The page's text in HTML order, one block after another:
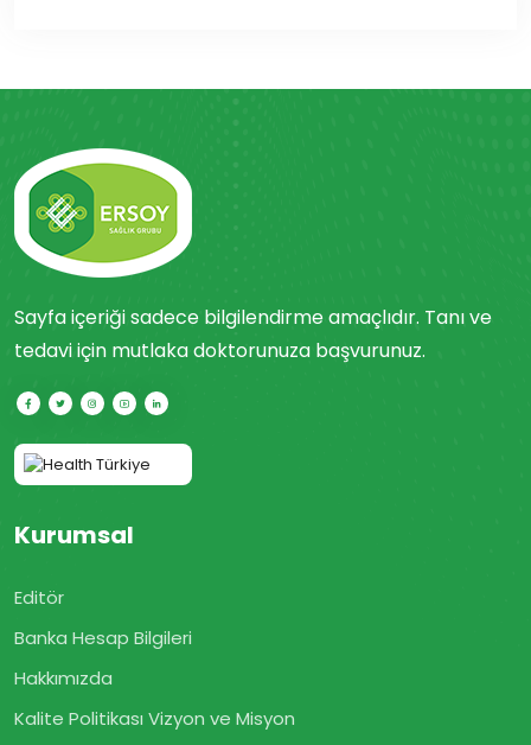
Sayfa içeriği sadece bilgilendirme amaçlıdır. Tanı ve
tedavi için mutlaka doktorunuza başvurunuz.
Kurumsal
Editör
Banka Hesap Bilgileri
Hakkımızda
Kalite Politikası Vizyon ve Misyon